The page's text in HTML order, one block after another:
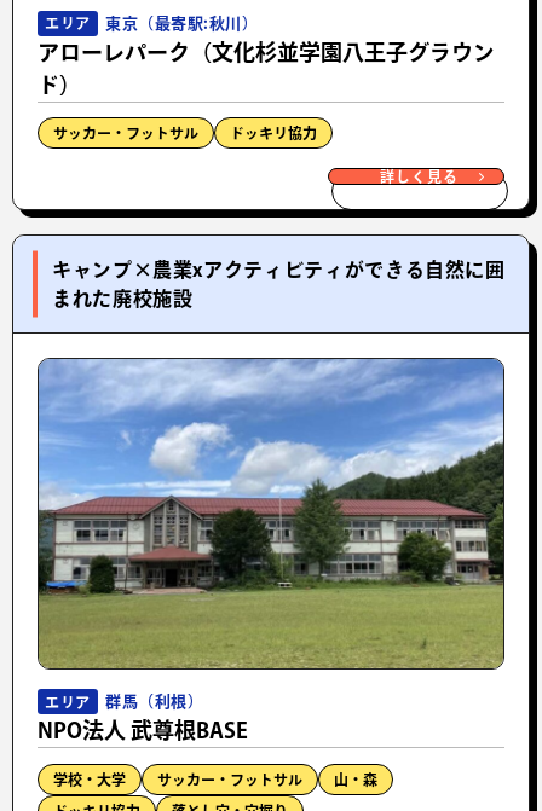
エリア 東京（最寄駅:秋川）
アローレパーク（文化杉並学園八王子グラウン
ド）
サッカー・フットサル ドッキリ協力
詳しく見る
キャンプ×農業xアクティビティができる自然に囲
まれた廃校施設
エリア 群馬（利根）
NPO法人 武尊根BASE
学校・大学 サッカー・フットサル 山・森